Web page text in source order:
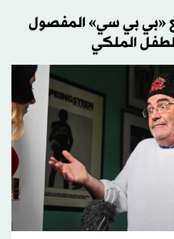
«بي بي سي» المفصول
الملكي